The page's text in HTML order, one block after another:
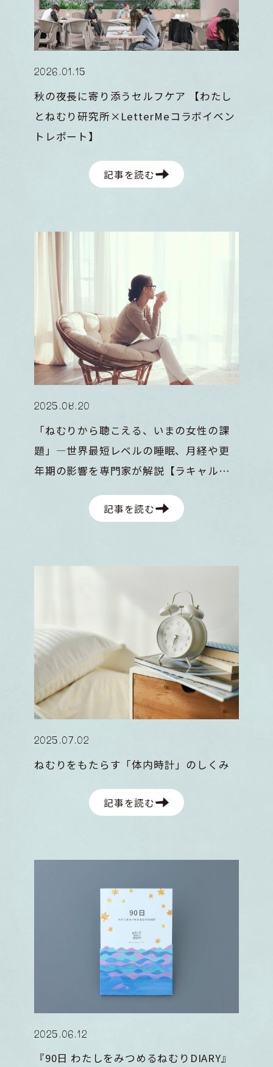
2026 .01 .15
秋の夜長に寄り添うセルフケア 【わたし
とねむり研究所×LetterMeコラボイベン
トレポート】
記事を読む
2025 .08.20
「ねむりから聴こえる、いまの女性の課
題」―世界最短レベルの睡眠、月経や更
年期の影響を専門家が解説【ラキャルプ
記事を読む
2025 .07.02
ねむりをもたらす「体内時計」のしくみ
記事を読む
2025 .06.12
『90日 わたしをみつめるねむりDIARY』